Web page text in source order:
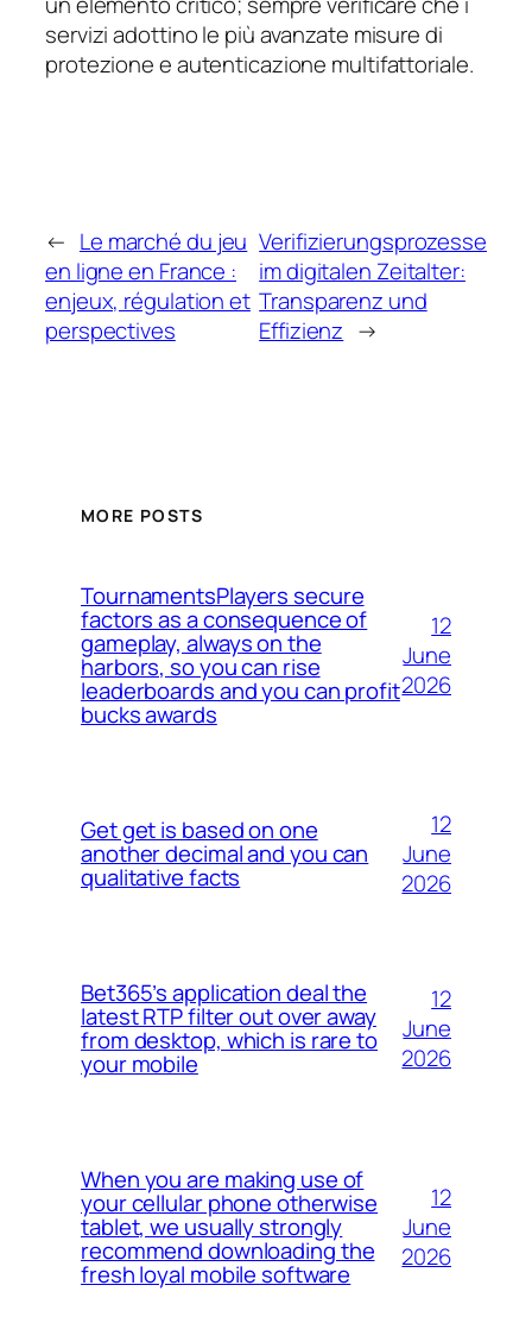
servizi adottino le più avanzate misure di
protezione e autenticazione multifattoriale.
← Le marché du jeu
en ligne en France :
enjeux, régulation et
perspectives
Verifizierungsprozesse
im digitalen Zeitalter:
Transparenz und
Effizienz →
MORE POSTS
TournamentsPlayers secure
factors as a consequence of
gameplay, always on the
harbors, so you can rise
leaderboards and you can profit
bucks awards
12
June
2026
Get get is based on one
another decimal and you can
qualitative facts
12
June
2026
Bet365’s application deal the
latest RTP filter out over away
from desktop, which is rare to
your mobile
12
June
2026
When you are making use of
your cellular phone otherwise
tablet, we usually strongly
recommend downloading the
fresh loyal mobile software
12
June
2026